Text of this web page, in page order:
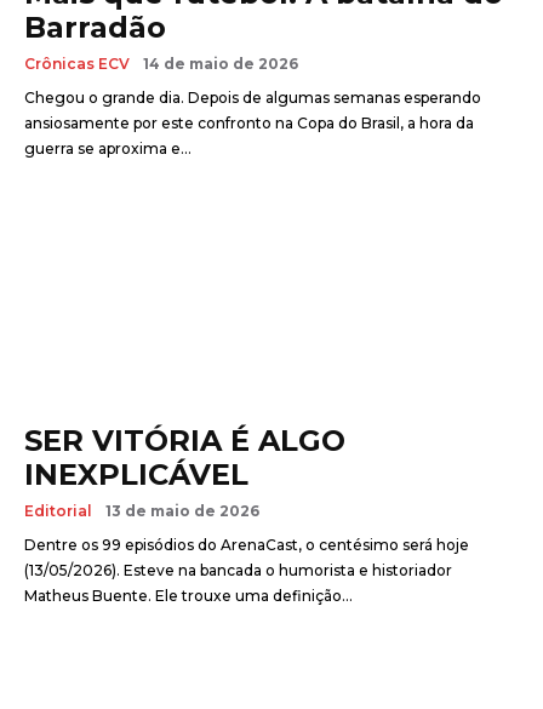
Barradão
Crônicas ECV
14 de maio de 2026
Chegou o grande dia. Depois de algumas semanas esperando
ansiosamente por este confronto na Copa do Brasil, a hora da
guerra se aproxima e...
SER VITÓRIA É ALGO
INEXPLICÁVEL
Editorial
13 de maio de 2026
Dentre os 99 episódios do ArenaCast, o centésimo será hoje
(13/05/2026). Esteve na bancada o humorista e historiador
Matheus Buente. Ele trouxe uma definição...